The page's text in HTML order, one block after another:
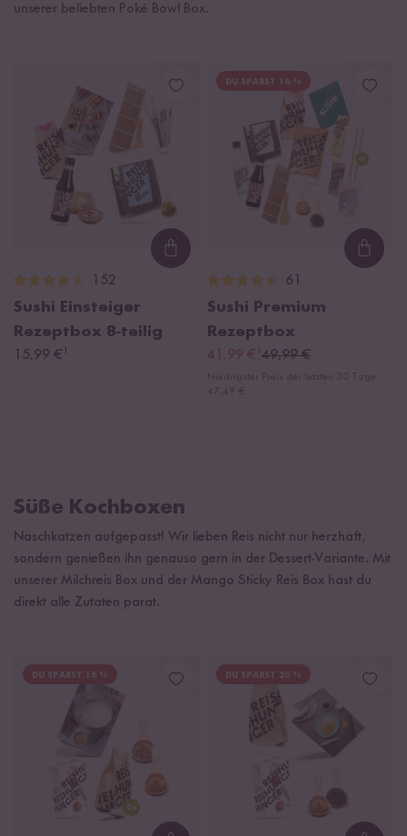
unserer beliebten Poké Bowl Box.
Loading...
152
Sushi Einsteiger
Rezeptbox 8-teilig
15,99 € ¹
DU SPARST 16 %
61
Sushi Premium
Rezeptbox
41,99 € ¹49,99 €
Süße Kochboxen
Naschkatzen aufgepasst! Wir lieben Reis nicht nur herzhaft,
sondern genießen ihn genauso gern in der Dessert-Variante. Mit
unserer Milchreis Box und der Mango Sticky Reis Box hast du
direkt alle Zutaten parat.
DU SPARST 16 % DU SPARST 20 %